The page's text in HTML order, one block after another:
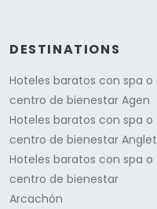
DESTINATIONS
Hoteles baratos con spa o
centro de bienestar Agen
Hoteles baratos con spa o
centro de bienestar Anglet
Hoteles baratos con spa o
centro de bienestar
Arcachón